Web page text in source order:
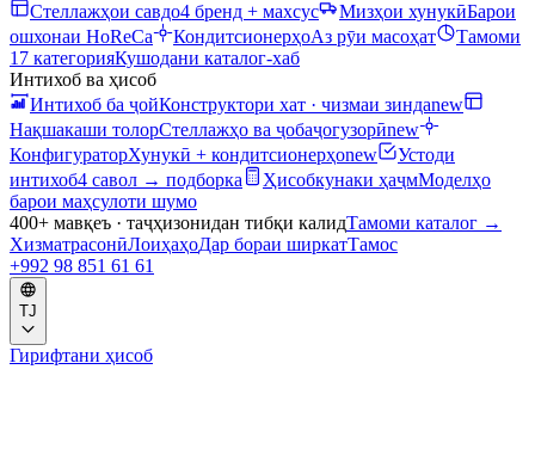
Стеллажҳои савдо4 бренд + махсус Мизҳои хунукӣБарои
ошхонаи HoReCa
КондитсионерҳоАз рӯи масоҳат
Тамоми
17 категорияКушодани каталог-хаб
Интихоб ва ҳисоб
Интихоб ба ҷойКонструктори хат · чизмаи зиндаnew
Нақшакаши толорСтеллажҳо ва ҷобаҷогузорӣnew
КонфигураторХунукӣ + кондитсионерҳоnew
Устоди
интихоб4 савол → подборка Ҳисобкунаки ҳаҷмМоделҳо
барои маҳсулоти шумо
400+ мавқеъ · таҷҳизонидан тибқи калидТамоми каталог →
ХизматрасонӣЛоиҳаҳоДар бораи ширкатТамос
+992 98 851 61 61
TJ
Гирифтани ҳисоб